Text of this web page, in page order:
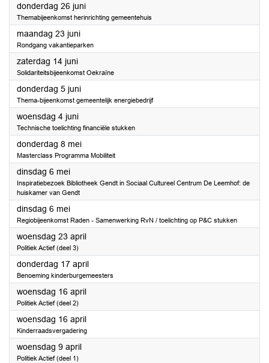
donderdag 26 juni2025
Themabijeenkomst herinrichting gemeentehuis
maandag 23 juni2025
Rondgang vakantieparken
zaterdag 14 juni2025
Solidariteitsbijeenkomst Oekraïne
donderdag 5 juni2025
Thema-bijeenkomst gemeentelijk energiebedrijf
woensdag 4 juni2025
Technische toelichting financiële stukken
donderdag 8 mei2025
Masterclass Programma Mobiliteit
dinsdag 6 mei2025
Inspiratiebezoek Bibliotheek Gendt in Sociaal Cultureel Centrum De Leemhof: de
huiskamer van Gendt
dinsdag 6 mei2025
Regiobijeenkomst Raden - Samenwerking RvN / toelichting op P&C stukken
woensdag 23 april2025
Politiek Actief (deel 3)
donderdag 17 april2025
Benoeming kinderburgemeesters
woensdag 16 april2025
Politiek Actief (deel 2)
woensdag 16 april2025
Kinderraadsvergadering
woensdag 9 april2025
Politiek Actief (deel 1)